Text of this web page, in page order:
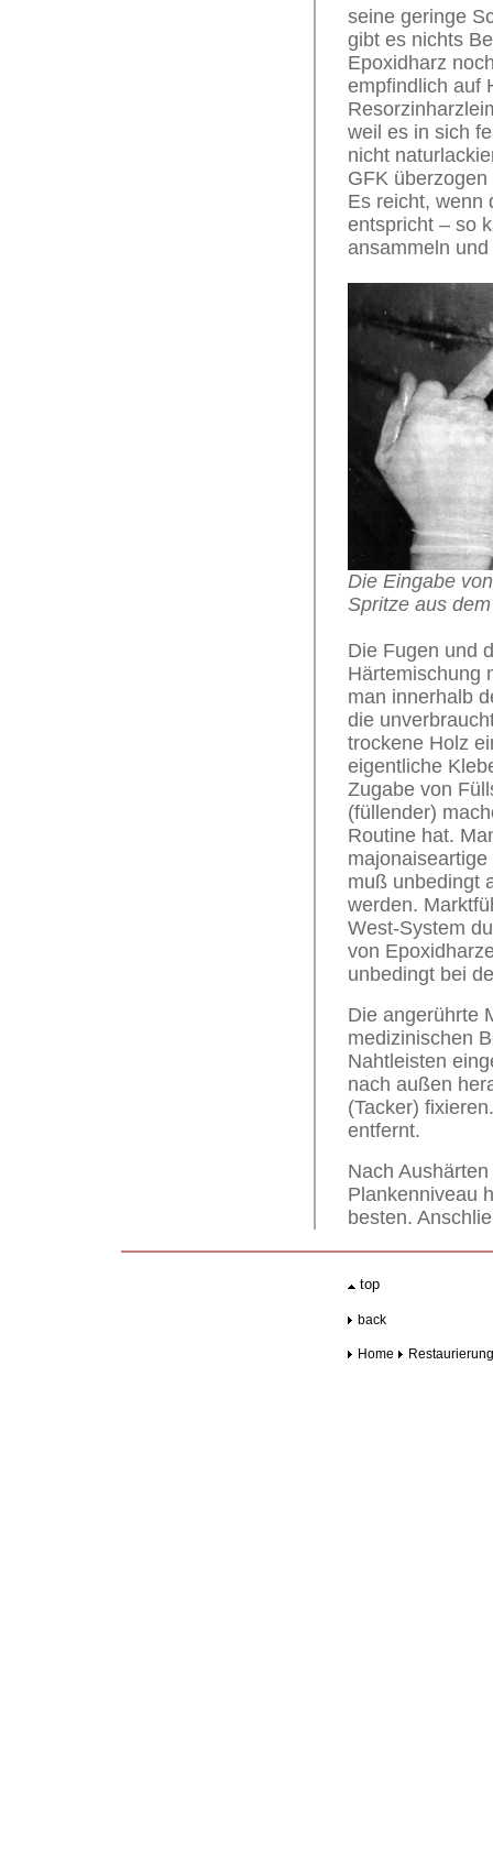
seine geringe
gibt es nichts
Epoxidharz
empfindlich auf
weil es in sich
nicht
GFK
Es reicht, wenn
entspricht – so
ansammeln
Die Eingabe
Spritze aus
Die Fugen und
Härtemischung
man innerhalb
die
trockene Holz
eigentliche
Zugabe von
(füllender)
Routine hat.
muß unbedingt
werden.
West-System
von
unbedingt bei
Die angerührte
medizinischen
Nahtleisten
nach außen
(Tacker)
entfernt.
Nach
Plankenniveau
besten.
top.
back
Home Restaurierung